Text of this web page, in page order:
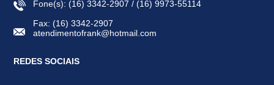
Fone(s): (16) 3342-2907 / (16) 9973-55114
Fax: (16) 3342-2907
atendimentofrank@hotmail.com
REDES SOCIAIS